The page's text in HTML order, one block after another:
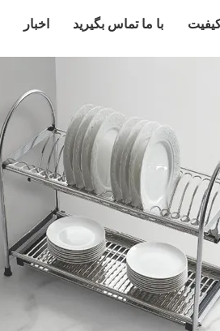
با ما تماس بگیرید اخبار